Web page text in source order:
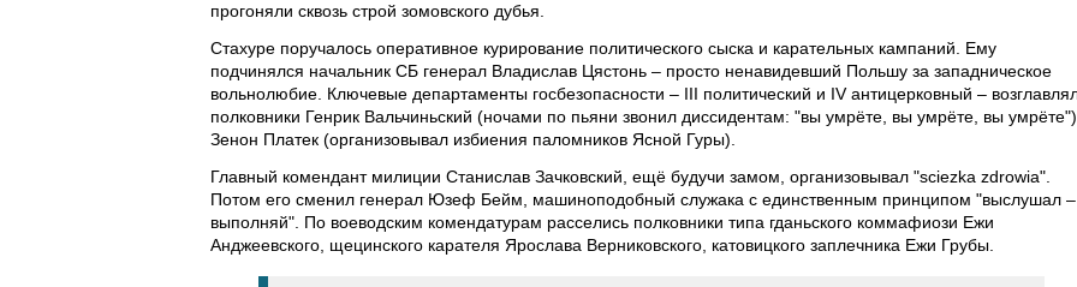
прогоняли сквозь строй зомовского дубья.
Стахуре поручалось оперативное курирование политического сыска и карательных кампаний. Ему
подчинялся начальник СБ генерал Владислав Цястонь – просто ненавидевший Польшу за западническое
вольнолюбие. Ключевые департаменты госбезопасности – III политический и IV антицерковный –
полковники Генрик Вальчиньский (ночами по пьяни звонил диссидентам: "вы умрёте, вы умрёте, вы
Зенон Платек (организовывал избиения паломников Ясной Гуры).
Главный комендант милиции Станислав Зачковский, ещё будучи замом, организовывал "sciezka zdrowia".
Потом его сменил генерал Юзеф Бейм, машиноподобный служака с единственным принципом "выслушал –
выполняй". По воеводским комендатурам расселись полковники типа гданьского коммафиози Ежи
Анджеевского, щецинского карателя Ярослава Верниковского, катовицкого заплечника Ежи Грубы.